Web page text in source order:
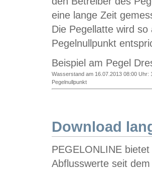
eine lange Zeit
Die Pegellatte wird
Pegelnullpunkt
Beispiel am Pegel
Wasserstand am 16.07.2013 08:00 Uhr:
Pegelnullpunkt
Download
PEGELONLINE
Abflusswerte seit